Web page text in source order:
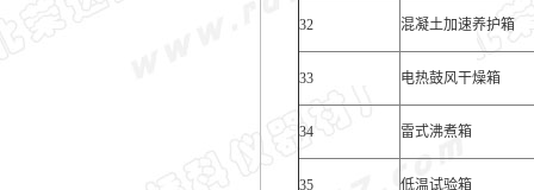
32 混凝土加速养护箱
33 电热鼓风干燥箱
34 雷式沸煮箱
35 低温试验箱